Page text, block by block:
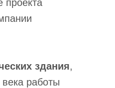
проекта
здания,
работы